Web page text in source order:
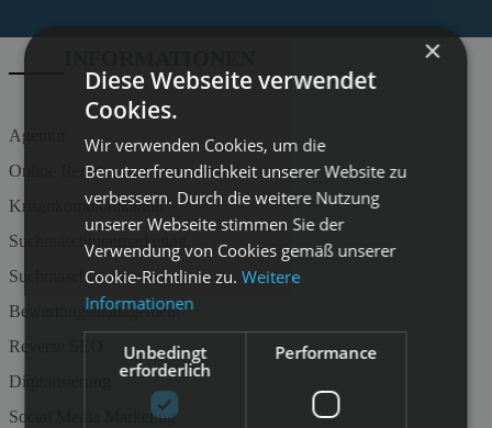
Agentur
Online Reputationsmanagement
Krisenkommunikation
Suchmaschinenmarketing
Suchmaschinenwerbung
Bewertungsmanagement
Reverse SEO
Digitalisierung
Social Media Marketing
×
Diese Webseite verwendet
Cookies.
Wir verwenden Cookies, um die
Benutzerfreundlichkeit unserer Website zu
verbessern. Durch die weitere Nutzung
unserer Webseite stimmen Sie der
Verwendung von Cookies gemäß unserer
Cookie-Richtlinie zu.Weitere
Informationen
Unbedingt
erforderlich
Performance